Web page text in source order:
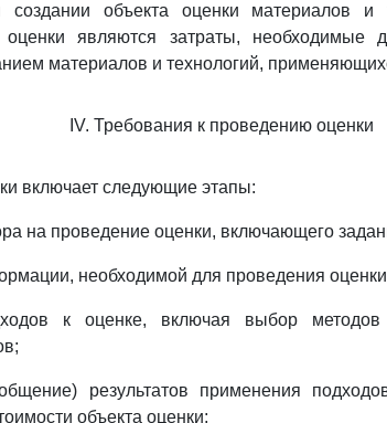
создании объекта оценки материалов и
являются затраты, необходимые
материалов и технологий,
IV. Требования к проведению оценки
включает следующие этапы:
на проведение оценки, включающего
необходимой для проведения
к оценке, включая выбор
результатов применения
объекта оценки;